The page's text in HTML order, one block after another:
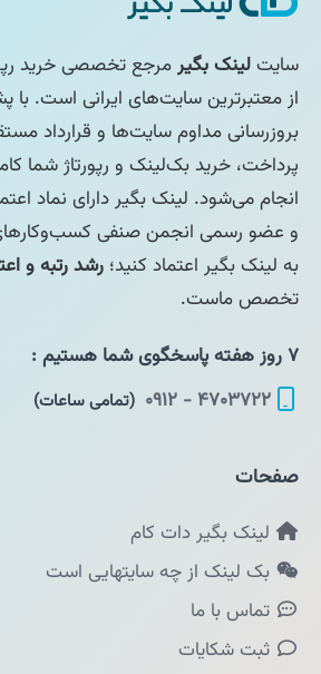
سایتلینک بگیرمرجع تخصصی خرید
بروزرسانی مداوم سایت‌ها و قرارداد
پرداخت، خرید بک‌لینک و رپورتاژ شما
انجام می‌شود. لینک بگیر دارای نماد
و عضو رسمی انجمن صنفی
به لینک بگیر اعتماد کنید؛ رشد رتبه و
تخصص ماست.
۷ روز هفته پاسخگوی شما هستیم :
۴۷۰۳۷۲۲ - ۰۹۱۲
(تمامی ساعات)
صفحات
لینک بگیر دات کام
بک لینک از چه سایتهایی است
تماس با ما
ثبت شکایات